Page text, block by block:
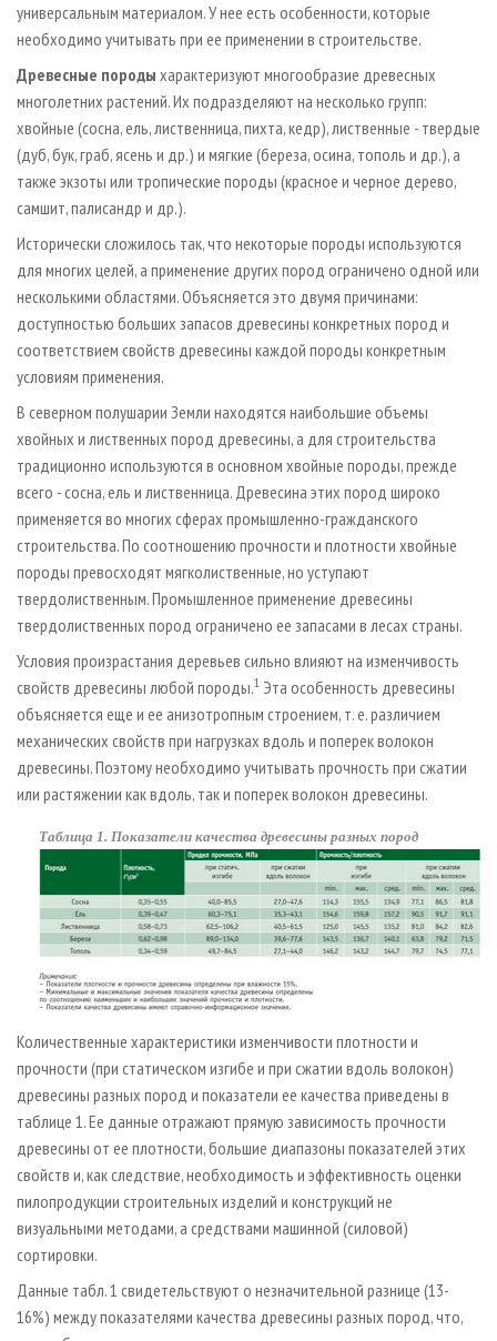
универсальным материалом. У нее есть особенности, которые
необходимо учитывать при ее применении в строительстве.
Древесные породы характеризуют многообразие древесных
многолетних растений. Их подразделяют на несколько групп:
хвойные (сосна, ель, лиственница, пихта, кедр), лиственные - твердые
(дуб, бук, граб, ясень и др.) и мягкие (береза, осина, тополь и др.), а
также экзоты или тропические породы (красное и черное дерево,
самшит, палисандр и др.).
Исторически сложилось так, что некоторые породы используются
для многих целей, а применение других пород ограничено одной или
несколькими областями. Объясняется это двумя причинами:
доступностью больших запасов древесины конкретных пород и
соответствием свойств древесины каждой породы конкретным
условиям применения.
В северном полушарии Земли находятся наибольшие объемы
хвойных и лиственных пород древесины, а для строительства
традиционно используются в основном хвойные породы, прежде
всего - сосна, ель и лиственница. Древесина этих пород широко
применяется во многих сферах промышленно-гражданского
строительства. По соотношению прочности и плотности хвойные
породы превосходят мягколиственные, но уступают
твердолиственным. Промышленное применение древесины
твердолиственных пород ограничено ее запасами в лесах страны.
Условия произрастания деревьев сильно влияют на изменчивость
свойств древесины любой породы.1 Эта особенность древесины
объясняется еще и ее анизотропным строением, т. е. различием
механических свойств при нагрузках вдоль и поперек волокон
древесины. Поэтому необходимо учитывать прочность при сжатии
или растяжении как вдоль, так и поперек волокон древесины.
Таблица 1. Показатели качества древесины разных пород
Количественные характеристики изменчивости плотности и
прочности (при статическом изгибе и при сжатии вдоль волокон)
древесины разных пород и показатели ее качества приведены в
таблице 1. Ее данные отражают прямую зависимость прочности
древесины от ее плотности, большие диапазоны показателей этих
свойств и, как следствие, необходимость и эффективность оценки
пилопродукции строительных изделий и конструкций не
визуальными методами, а средствами машинной (силовой)
сортировки.
Данные табл. 1 свидетельствуют о незначительной разнице (13-
16%) между показателями качества древесины разных пород, что,